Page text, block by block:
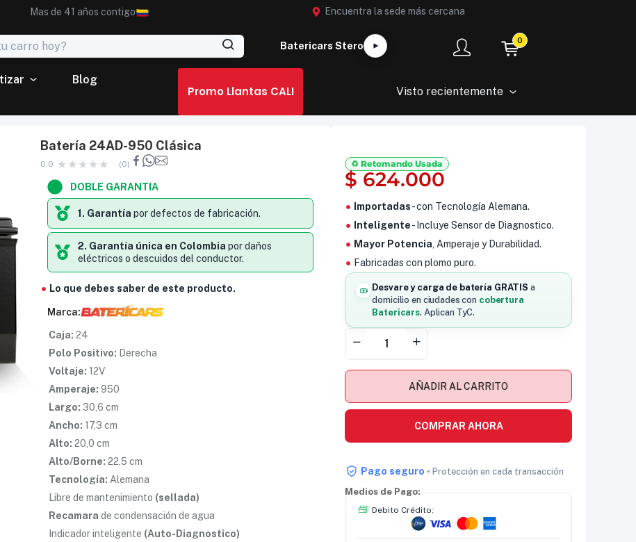
Mas de 41 años contigo Encuentra la sede más cercana
Batericars Stero 0
Blog
Promo Llantas CALI Visto recientemente
Batería 24AD-950 Clásica
0.0 (0)
DOBLE GARANTIA
1. Garantía por defectos de fabricación.
2. Garantía única en Colombia por daños
eléctricos o descuidos del conductor.
Lo que debes saber de este producto.
Marca:
Caja:24
Polo Positivo: Derecha
Voltaje:12V
Amperaje:950
Largo:30,6 cm
Ancho:17,3 cm
Alto:20,0 cm
Alto/Borne:22,5 cm
Tecnología: Alemana
Libre de mantenimiento (sellada)
Recamara de condensación de agua
Indicador inteligente (Auto-Diagnostico)
♻️ Retomando Usada
$ 624.000
Importadas- con Tecnología Alemana.
Inteligente- Incluye Sensor de Diagnostico.
Mayor Potencia , Amperaje y Durabilidad.
Fabricadas con plomo puro.
Desvare y carga de batería GRATIS a
domicilio en ciudades con cobertura
Batericars. Aplican TyC.
AÑADIR AL CARRITO
COMPRAR AHORA
Pago seguro • Protección en cada transacción
Medios de Pago:
Debito Crédito: